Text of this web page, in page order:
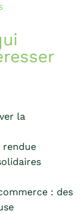
la
rendue
: des